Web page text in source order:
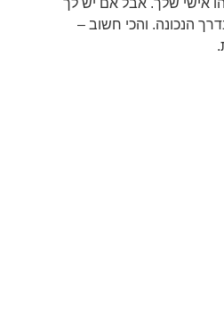
הנכונה. והכי חשוב –